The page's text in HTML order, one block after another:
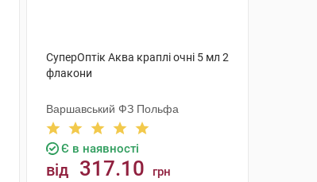
СуперОптік Аква краплі очні 5 мл 2
флакони
Варшавський ФЗ Польфа
Є в наявності
від 317.10 грн